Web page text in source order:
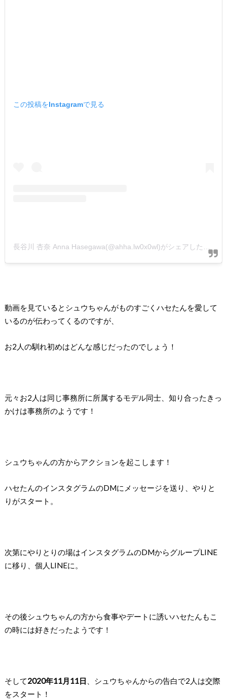
この投稿をInstagramで見る
長谷川 杏奈 Anna Hasegawa(@ahha.lw0x0wl)がシェアした投稿
動画を見ているとシュウちゃんがものすごくハセたんを愛して
いるのが伝わってくるのですが、
お2人の馴れ初めはどんな感じだったのでしょう！
元々お2人は同じ事務所に所属するモデル同士、 知り合ったきっ
かけは事務所のようです！
シュウちゃんの方からアクションを起こします！
ハセたんのインスタグラムのDMにメッセージを送り、 やりと
りがスタート。
次第にやりとりの場はインスタグラムのDMからグループLINE
に移り、個人LINEに。
その後シュウちゃんの方から食事やデートに誘いハセたんもこ
の時には好きだったようです！
そして2020年11月11日
シュウちゃんからの告白で2人は交際
をスタート！